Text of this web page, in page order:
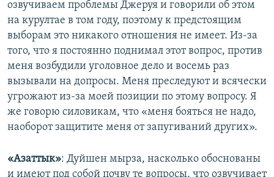
озвучиваем проблемы Джеруя и говорили об этом
на курултае в том году, поэтому к предстоящим
выборам это никакого отношения не имеет. Из-за
того, что я постоянно поднимал этот вопрос, против
меня возбудили уголовное дело и восемь раз
вызывали на допросы. Меня преследуют и всячески
угрожают из-за моей позиции по этому вопросу. Я
же говорю силовикам, что «меня бояться не надо,
наоборот защитите меня от запугиваний других».
«Азаттык»: Дуйшен мырза, насколько обоснованы
и имеют под собой почву те вопросы, что озвучивает